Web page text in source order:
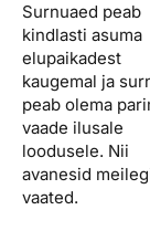
Surnuaed peab
kindlasti asuma
elupaikadest
kaugemal ja
peab olema
vaade ilusale
loodusele. Nii
avanesid
vaated.